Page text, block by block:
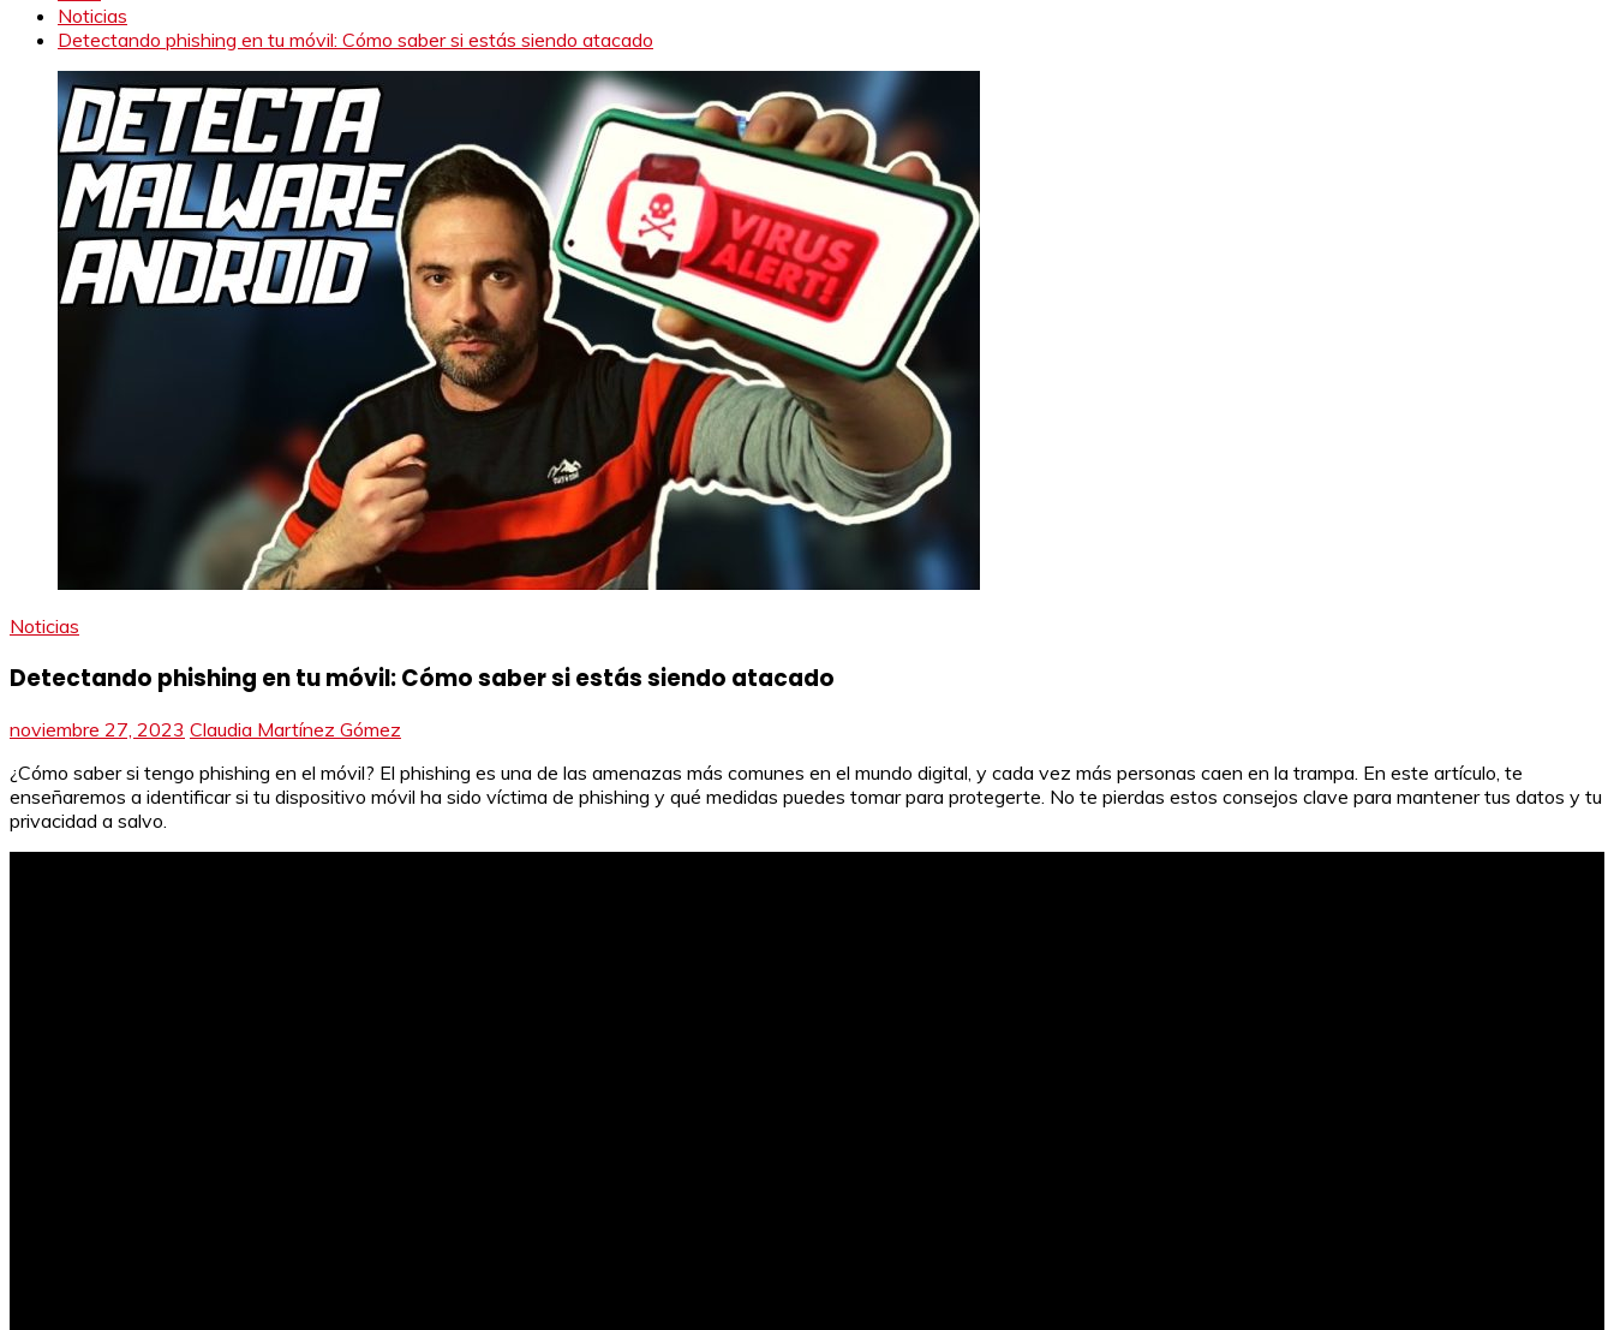
Noticias
Detectando phishing en tu móvil: Cómo saber si estás siendo atacado
Noticias
Detectando phishing en tu móvil: Cómo saber si estás siendo atacado
noviembre 27, 2023 Claudia Martínez Gómez
¿Cómo saber si tengo phishing en el móvil? El phishing es una de las amenazas más comunes en el mundo digital, y cada vez más personas caen en la trampa. En este artículo, te
enseñaremos a identificar si tu dispositivo móvil ha sido víctima de phishing y qué medidas puedes tomar para protegerte. No te pierdas estos consejos clave para mantener tus datos y tu
privacidad a salvo.